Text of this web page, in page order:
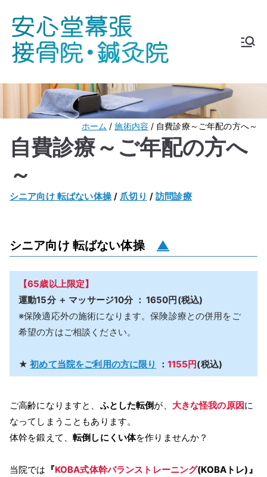
安心堂
幕張接
骨院・
鍼灸院
ホーム 施術内容 自費診療～ご年配の方へ～
自費診療～ご年配の方へ
～
シニア向け 転ばない体操/ 爪切り /訪問診療
シニア向け 転ばない体操 ▲
【65歳以上限定】
運動15分 ＋ マッサージ10分 ： 1650円(税込)
※保険適応外の施術になります。保険診療との併用をご
希望の方はご相談ください。
★初めて当院をご利用の方に限り ： 1155円(税込)
ご高齢になりますと、 ふとした転倒が、 大きな怪我の原因に
なってしまうこともあります。
体幹を鍛えて、転倒しにくい体を作りませんか？
当院では 『KOBA式体幹バランストレーニング(KOBAトレ)』